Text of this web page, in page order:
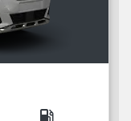
local_gas_station